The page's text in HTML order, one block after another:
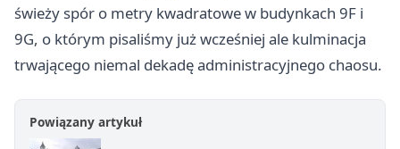
świeży spór o metry kwadratowe w budynkach 9F i
9G, o którym pisaliśmy już wcześniej ale kulminacja
trwającego niemal dekadę administracyjnego chaosu.
Powiązany artykuł